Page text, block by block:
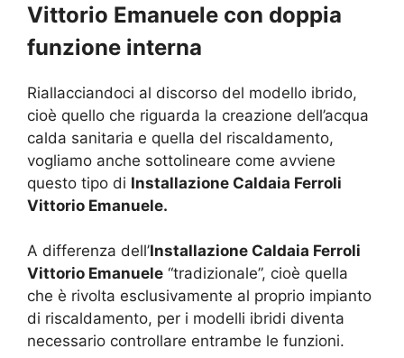
Vittorio Emanuele con doppia
funzione interna
Riallacciandoci al discorso del modello ibrido,
cioè quello che riguarda la creazione dell’acqua
calda sanitaria e quella del riscaldamento,
vogliamo anche sottolineare come avviene
questo tipo di Installazione Caldaia Ferroli
Vittorio Emanuele.
A differenza dell’Installazione Caldaia Ferroli
Vittorio Emanuele “tradizionale”, cioè quella
che è rivolta esclusivamente al proprio impianto
di riscaldamento, per i modelli ibridi diventa
necessario controllare entrambe le funzioni.